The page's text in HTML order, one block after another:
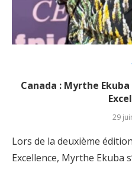
Canada : Myrthe
29
Lors de la deuxième
Excellence, Myrthe Ekuba